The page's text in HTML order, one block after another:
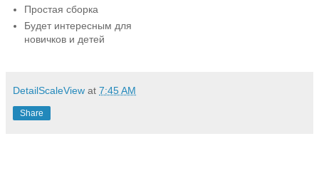
Простая сборка
Будет интересным для
новичков и детей
DetailScaleView at 7:45 AM
Share